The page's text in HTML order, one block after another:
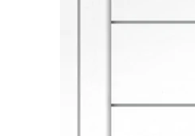
Фото работ